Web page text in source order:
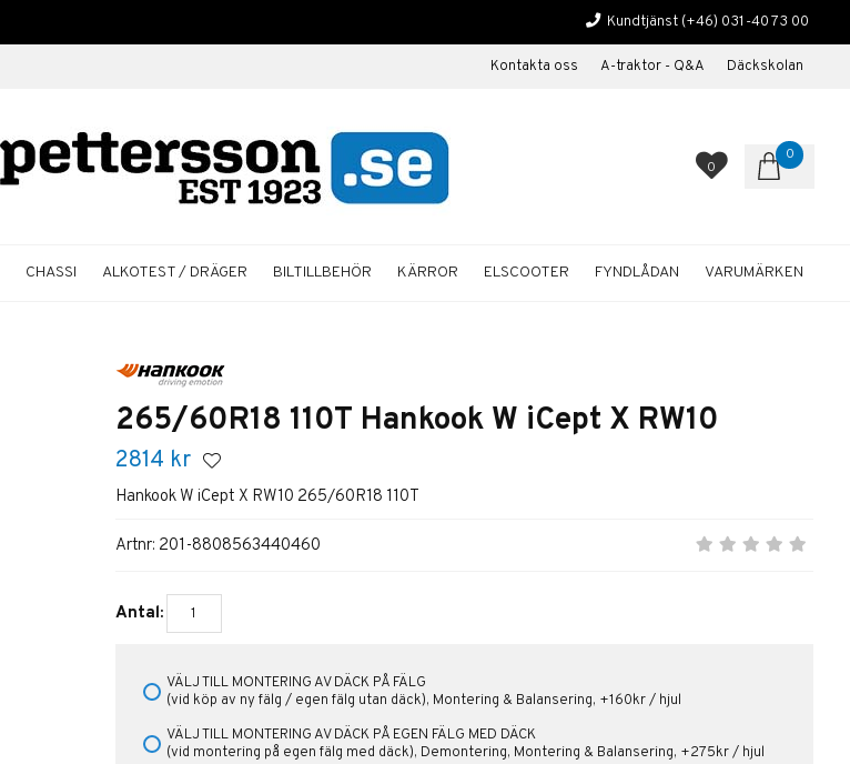
Kundtjänst (+46) 031-40 73 00
Kontakta oss A-traktor - Q&A Däckskolan
0
0
CHASSI ALKOTEST / DRÄGER BILTILLBEHÖR KÄRROR ELSCOOTER FYNDLÅDAN VARUMÄRKEN
265/60R18 110T Hankook W iCept X RW10
2814 kr
Hankook W iCept X RW10 265/60R18 110T
Artnr: 201-8808563440460
Antal:
VÄLJ TILL MONTERING AV DÄCK PÅ FÄLG
(vid köp av ny fälg / egen fälg utan däck), Montering & Balansering, +160kr / hjul
VÄLJ TILL MONTERING AV DÄCK PÅ EGEN FÄLG MED DÄCK
(vid montering på egen fälg med däck), Demontering, Montering & Balansering, +275kr / hjul